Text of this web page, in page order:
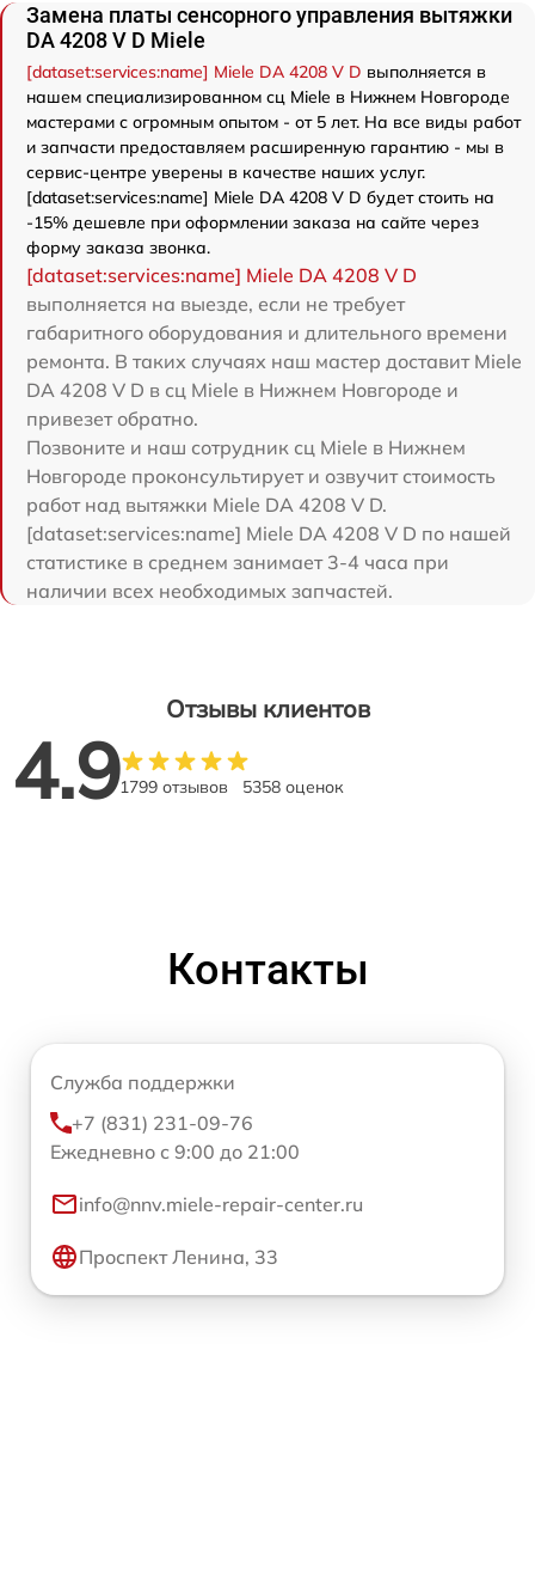
Замена платы сенсорного управления вытяжки
DA 4208 V D Miele
[dataset:services:name] Miele DA 4208 V D выполняется в
нашем специализированном сц Miele в Нижнем Новгороде
мастерами с огромным опытом - от 5 лет. На все виды работ
и запчасти предоставляем расширенную гарантию - мы в
сервис-центре уверены в качестве наших услуг.
[dataset:services:name] Miele DA 4208 V D будет стоить на
-15% дешевле при оформлении заказа на сайте через
форму заказа звонка.
[dataset:services:name] Miele DA 4208 V D
выполняется на выезде, если не требует
габаритного оборудования и длительного времени
ремонта. В таких случаях наш мастер доставит Miele
DA 4208 V D в сц Miele в Нижнем Новгороде и
привезет обратно.
Позвоните и наш сотрудник сц Miele в Нижнем
Новгороде проконсультирует и озвучит стоимость
работ над вытяжки Miele DA 4208 V D.
[dataset:services:name] Miele DA 4208 V D по нашей
статистике в среднем занимает 3-4 часа при
наличии всех необходимых запчастей.
Отзывы клиентов
4.91799 отзывов 5358 оценок
Контакты
Служба поддержки
+7 (831) 231-09-76
Ежедневно с 9:00 до 21:00
info@nnv.miele-repair-center.ru
Проспект Ленина, 33